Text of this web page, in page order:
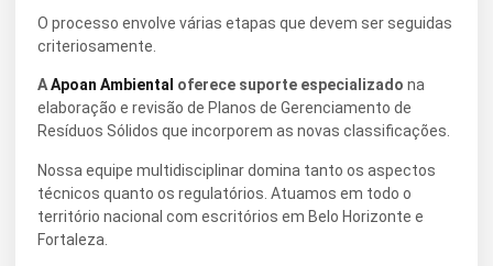
O processo envolve várias etapas que devem ser seguidas
criteriosamente.
AApoan Ambiental oferece suporte especializado na
elaboração e revisão de Planos de Gerenciamento de
Resíduos Sólidos que incorporem as novas classificações.
Nossa equipe multidisciplinar domina tanto os aspectos
técnicos quanto os regulatórios. Atuamos em todo o
território nacional com escritórios em Belo Horizonte e
Fortaleza.